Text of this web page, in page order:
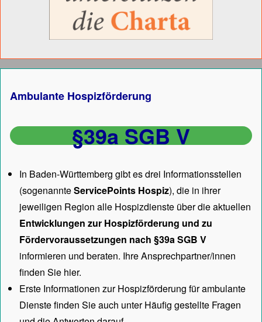
Ambulante Hospizförderung
§39a SGB V
In Baden-Württemberg gibt es drei Informationsstellen
(sogenannteServicePoints Hospiz), die in ihrer
jeweiligen Region alle Hospizdienste über die aktuellen
Entwicklungen zur Hospizförderung und zu
Fördervoraussetzungen nach §39a SGB V
informieren und beraten. Ihre Ansprechpartner/innen
finden Sie hier.
Erste Informationen zur Hospizförderung für ambulante
Dienste finden Sie auch unterHäufig gestellte Fragen